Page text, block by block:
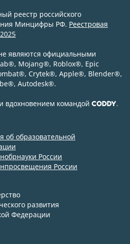
реестр российского
Минцифры РФ. Реестровая
являются официальными
®, Mojang®, Roblox®, Epic
®, Crytek®, Apple®, Blender®,
®, Autodesk®.
вдохновением командой CODDY.
об образовательной
России
России
развития
Федерации